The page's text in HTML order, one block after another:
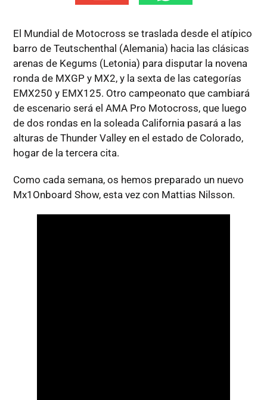
El Mundial de Motocross se traslada desde el atípico
barro de Teutschenthal (Alemania) hacia las clásicas
arenas de Kegums (Letonia) para disputar la novena
ronda de MXGP y MX2, y la sexta de las categorías
EMX250 y EMX125. Otro campeonato que cambiará
de escenario será el AMA Pro Motocross, que luego
de dos rondas en la soleada California pasará a las
alturas de Thunder Valley en el estado de Colorado,
hogar de la tercera cita.
Como cada semana, os hemos preparado un nuevo
Mx1Onboard Show, esta vez con Mattias Nilsson.